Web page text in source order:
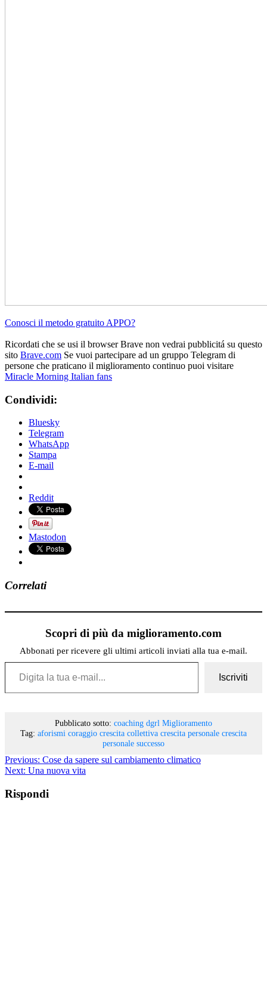
Conosci il metodo gratuito APPO?
Ricordati che se usi il browser Brave non vedrai pubblicitá su questo
sito Brave.com Se vuoi partecipare ad un gruppo Telegram di
persone che praticano il miglioramento continuo puoi visitare
Miracle Morning Italian fans
Condividi:
Bluesky
Telegram
WhatsApp
Stampa
E-mail
Reddit
Mastodon
Correlati
Scopri di più da miglioramento.com
Abbonati per ricevere gli ultimi articoli inviati alla tua e-mail.
Digita la tua e-mail...
Iscriviti
Pubblicato sotto: coaching dgrl Miglioramento
Tag: aforismi coraggio crescita collettiva crescita personale crescita
personale successo
Previous: Cose da sapere sul cambiamento climatico
Next: Una nuova vita
Rispondi